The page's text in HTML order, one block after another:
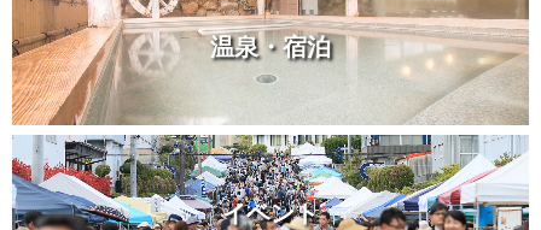
温泉・宿泊
イベント